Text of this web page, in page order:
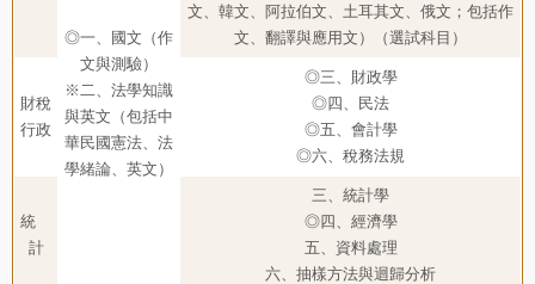
◎一、國文（作
文與測驗）
※二、法學知識
與英文（包括中
華民國憲法、法
學緒論、英文）
文、韓文、阿拉伯文、土耳其文、俄文；包括作
文、翻譯與應用文）（選試科目）
財稅
行政
◎三、財政學
◎四、民法
◎五、會計學
◎六、稅務法規
統
計
三、統計學
◎四、經濟學
五、資料處理
六、抽樣方法與迴歸分析